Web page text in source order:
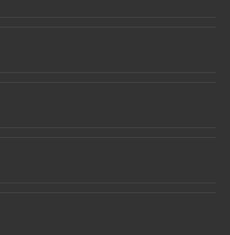
пробы, хотя даже